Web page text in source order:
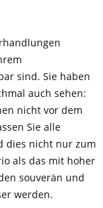
sind. Sie haben
auch sehen:
nicht vor dem
Sie alle
dies nicht nur zum
als das mit hoher
souverän und
werden.